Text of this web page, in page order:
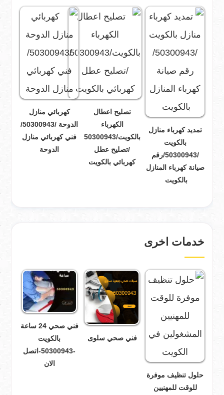
تمديد كهرباء منازل
بالكويت
/50300943/رقم
صيانة كهرباء المنازل
بالكويت
تصليح اعطال
الكهرباء
بالكويت/50300943
/تصليح عطل
كهربائي بالكويت
كهربائي منازل
الدوحة /50300943/
فني كهربائي منازل
الدوحة
خدمات اخرى
حلول تنظيف موفرة
للوقت للمهنيين
فني صحي سلوى
فني صحي 24 ساعة
بالكويت
-50300943-اتصل
الان